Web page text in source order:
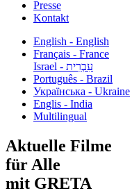
Presse
Kontakt
English - English
Français - France
עִבְרִית - Israel
Português - Brazil
Українська - Ukraine
Englis - India
Multilingual
Aktuelle Filme
für Alle
mit GRETA